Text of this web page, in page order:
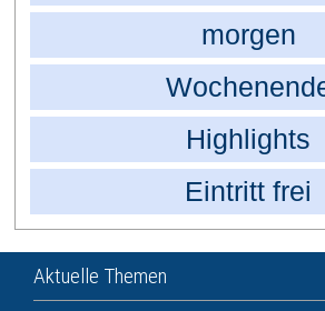
morgen
Highlights
Eintritt frei
Aktuelle Themen